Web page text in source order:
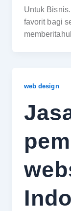
Untuk
favorit bagi
web design